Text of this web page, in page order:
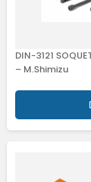
DIN-3121
– M.Shimizu